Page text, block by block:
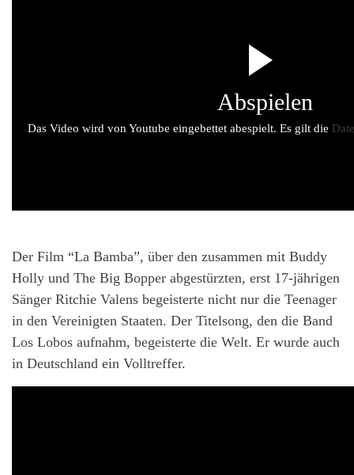
Abspielen
Das Video wird von Youtube eingebettet abespielt. Es gilt die
Der Film “La Bamba”, über den zusammen mit Buddy
Holly und The Big Bopper abgestürzten, erst 17-jährigen
Sänger Ritchie Valens begeisterte nicht nur die Teenager
in den Vereinigten Staaten. Der Titelsong, den die Band
Los Lobos aufnahm, begeisterte die Welt. Er wurde auch
in Deutschland ein Volltreffer.